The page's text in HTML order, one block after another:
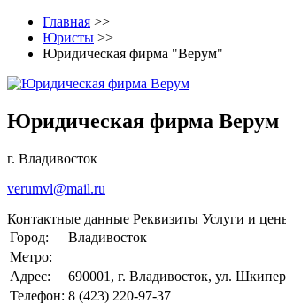
Главная >>
Юристы >>
Юридическая фирма "Верум"
Юридическая фирма Верум
г. Владивосток
verumvl@mail.ru
Контактные данные Реквизиты Услуги и
Город:
Владивосток
Метро:
Адрес:
690001, г. Владивосток, ул.
Телефон: 8 (423) 220-97-37